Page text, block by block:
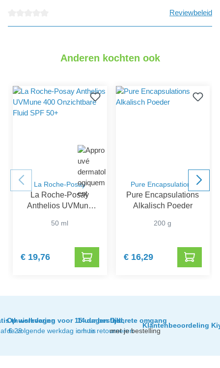
Reviewbeleid
Anderen kochten ook
La Roche-Posay
La Roche-Posay
Anthelios UVMune
SPF 50+
50 ml
€ 19,76
Pure Encapsulations
Pure Encapsulations
Alkalisch Poeder
200 g
€ 16,29
thuislevering
€ 29
Op werkdagen voor 15 uur besteld,
de volgende werkdag in huis
14 dagen tijd
om te retourneren
Discrete omgang
met je bestelling
Klantenbeoordeling